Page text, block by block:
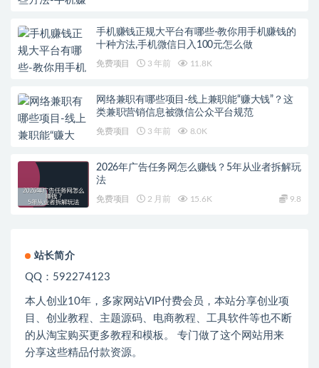
手机赚钱正规大平台有哪些-教你用手机赚钱的
十种方法,手机微信日入100元怎么做
免费项目 3 年前 11.8K
网络兼职有哪些项目-线上兼职能“赚大钱”？这
类兼职营销信息被微信公众平台规范
免费项目 3 年前 8.0K
2026年广告任务网怎么赚钱？5年从业者拆解玩
法
免费项目 2 月前 15.6K 9.8
站长简介
QQ：592274123
本人创业10年，多家网站VIP付费会员，本站分享创业项
目、创业教程、主题源码、电商教程、工具软件等也不断
的从淘宝购买更多教程和模板。 专门做了这个网站用来
分享这些精品付款资源。